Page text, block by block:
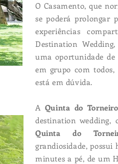
O Casamento, que
se poderá prolongar
experiências
Destination
uma oportunidade
em grupo com
está em dúvida.
A Quinta do Torneiro
destination
Quinta do
grandiosidade, possui
minutes a pé, de um